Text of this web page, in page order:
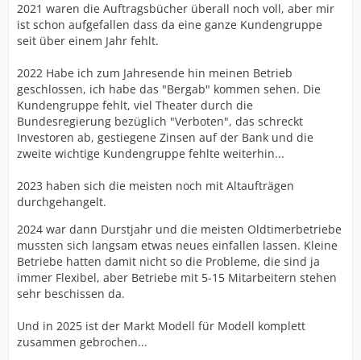
2021 waren die Auftragsbücher überall noch voll, aber mir
ist schon aufgefallen dass da eine ganze Kundengruppe
seit über einem Jahr fehlt.
2022 Habe ich zum Jahresende hin meinen Betrieb
geschlossen, ich habe das "Bergab" kommen sehen. Die
Kundengruppe fehlt, viel Theater durch die
Bundesregierung bezüglich "Verboten", das schreckt
Investoren ab, gestiegene Zinsen auf der Bank und die
zweite wichtige Kundengruppe fehlte weiterhin...
2023 haben sich die meisten noch mit Altaufträgen
durchgehangelt.
2024 war dann Durstjahr und die meisten Oldtimerbetriebe
mussten sich langsam etwas neues einfallen lassen. Kleine
Betriebe hatten damit nicht so die Probleme, die sind ja
immer Flexibel, aber Betriebe mit 5-15 Mitarbeitern stehen
sehr beschissen da.
Und in 2025 ist der Markt Modell für Modell komplett
zusammen gebrochen...